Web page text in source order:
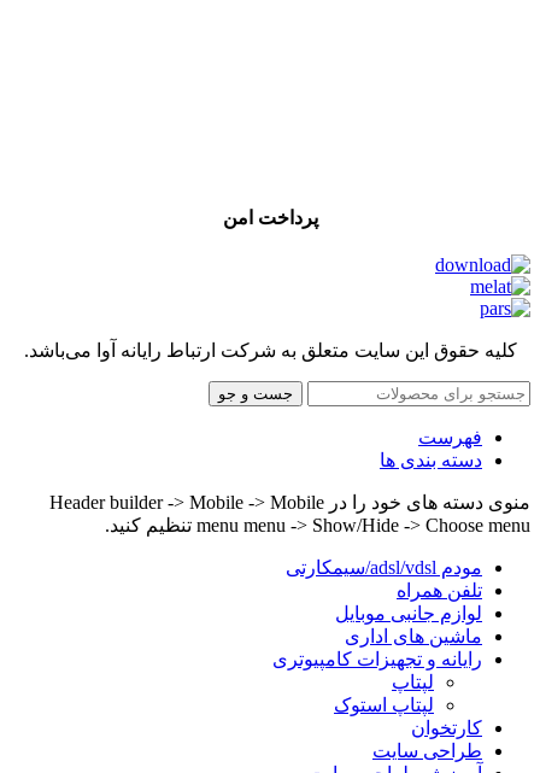
پرداخت امن
کلیه حقوق این سایت متعلق به شرکت ارتباط رایانه آوا می‌باشد.
جست و جو
فهرست
دسته بندی ها
منوی دسته های خود را در Header builder -> Mobile -> Mobile
menu menu -> Show/Hide -> Choose menu تنظیم کنید.
مودم adsl/vdsl/سیمکارتی
تلفن همراه
لوازم جانبی موبایل
ماشین های اداری
رایانه و تجهیزات کامپیوتری
لپتاپ
لپتاپ استوک
کارتخوان
طراحی سایت